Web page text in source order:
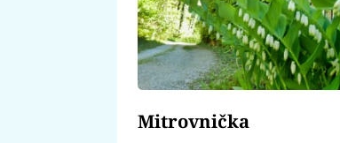
Mitrovnička